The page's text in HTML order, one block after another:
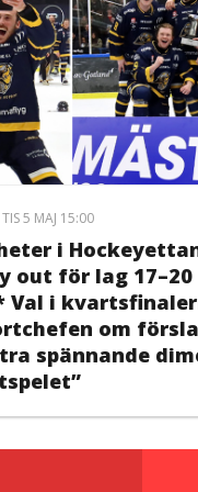
TIS 5 MAJ 15:00
i
out för lag
Val i
om
spännande